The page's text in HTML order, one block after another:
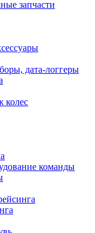
запчасти
дата-логгеры
колес
команды